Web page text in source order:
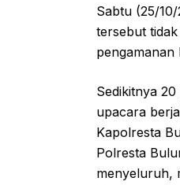
Sabtu (25/
tersebut
pengamanan
Sedikitnya
upacara
Kapolresta
Polresta
menyeluruh,